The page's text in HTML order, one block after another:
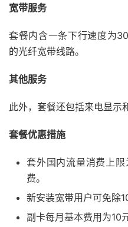
宽带服务
套餐内含一条下行速度为
的光纤宽带线路。
其他服务
此外，套餐还包括来电显示
套餐优惠措施
套外国内流量消费上
费。
新安装宽带用户可免除
副卡每月基本费用为10